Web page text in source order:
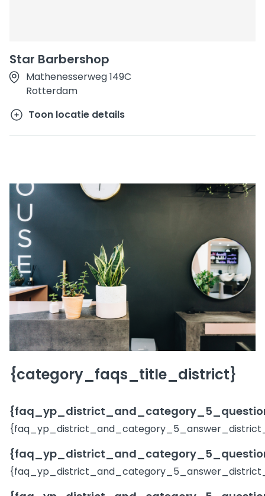
Star Barbershop
Mathenesserweg 149C
Rotterdam
Toon locatie details
{category_faqs_title_district}